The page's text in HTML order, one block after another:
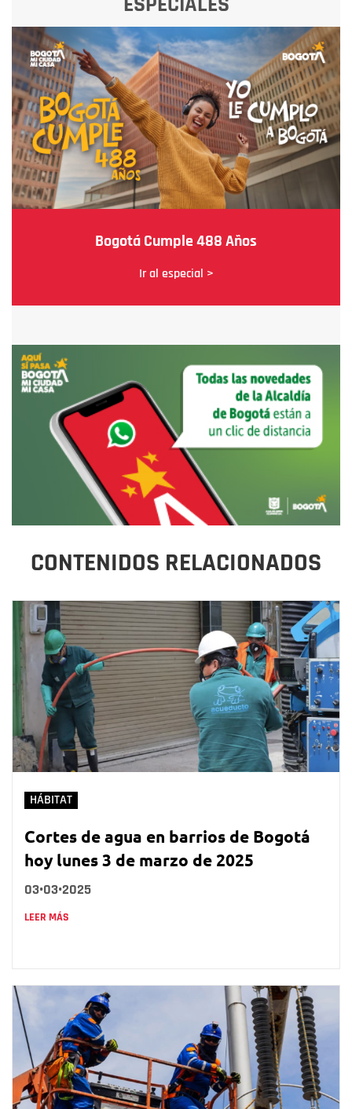
Bogotá Cumple 488 Años
Ir al especial >
CONTENIDOS RELACIONADOS
HÁBITAT
Cortes de agua en barrios de Bogotá
hoy lunes 3 de marzo de 2025
03•03•2025
LEER MÁS